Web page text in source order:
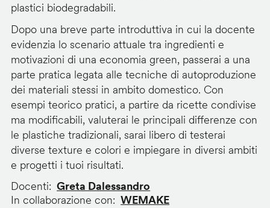
plastici biodegradabili.
Dopo una breve parte introduttiva in cui la docente
evidenzia lo scenario attuale tra ingredienti e
motivazioni di una economia green, passerai a una
parte pratica legata alle tecniche di autoproduzione
dei materiali stessi in ambito domestico. Con
esempi teorico pratici, a partire da ricette condivise
ma modificabili, valuterai le principali differenze con
le plastiche tradizionali, sarai libero di testerai
diverse texture e colori e impiegare in diversi ambiti
e progetti i tuoi risultati.
Docenti
Greta Dalessandro
In collaborazione con
WEMAKE